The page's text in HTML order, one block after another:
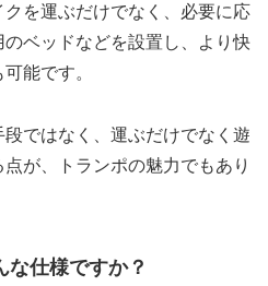
を運ぶだけでなく、必要に応
ベッドなどを設置し、より快
能です。
ではなく、運ぶだけでなく遊
が、トランポの魅力でもあり
な仕様ですか？